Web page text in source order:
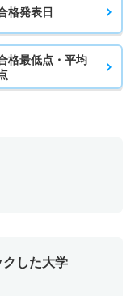
格発表日
格最低点・平均
クした大学